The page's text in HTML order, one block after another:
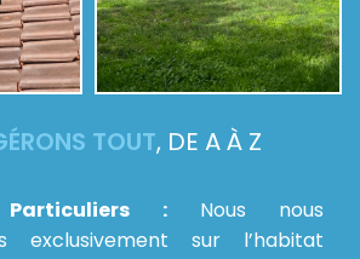
TOUT, DE A À Z
Particuliers :Nous nous
exclusivement sur l’habitat